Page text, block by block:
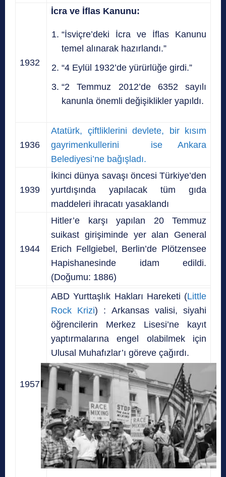
1932
İcra ve İflas Kanunu:
“İsviçre’deki İcra ve İflas Kanunu
temel alınarak hazırlandı.”
“4 Eylül 1932’de yürürlüğe girdi.”
“2 Temmuz 2012’de 6352 sayılı
kanunla önemli değişiklikler yapıldı.
1936
Atatürk, çiftliklerini devlete, bir kısım
gayrimenkullerini ise Ankara
Belediyesi’ne bağışladı.
1939
İkinci dünya savaşı öncesi Türkiye’den
yurtdışında yapılacak tüm gıda
maddeleri ihracatı yasaklandı
1944
Hitler’e karşı yapılan 20 Temmuz
suikast girişiminde yer alan General
Erich Fellgiebel, Berlin’de Plötzensee
Hapishanesinde idam edildi.
(Doğumu: 1886)
1957
ABD Yurttaşlık Hakları Hareketi (Little
Rock Krizi) : Arkansas valisi, siyahi
öğrencilerin Merkez Lisesi’ne kayıt
yaptırmalarına engel olabilmek için
Ulusal Muhafızlar’ı göreve çağırdı.